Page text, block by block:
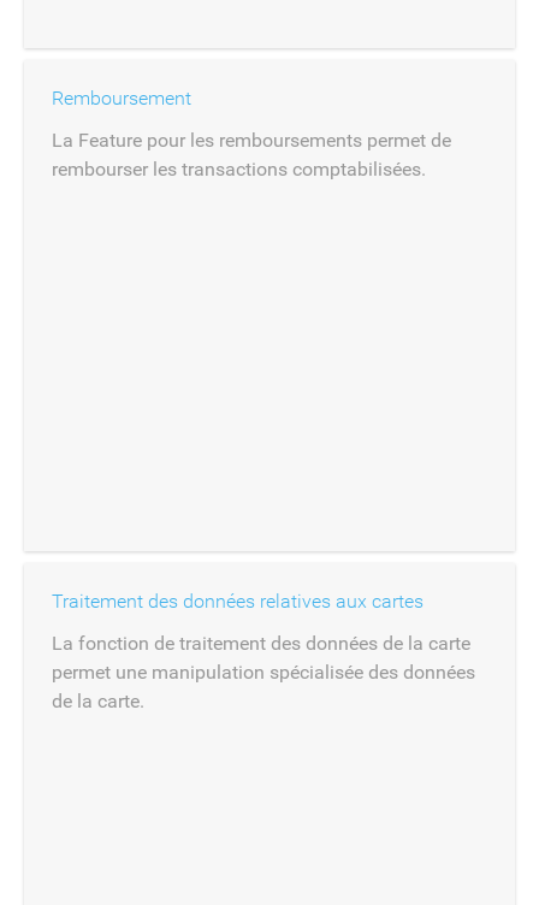
Remboursement
La Feature pour les remboursements permet de
rembourser les transactions comptabilisées.
Traitement des données relatives aux cartes
La fonction de traitement des données de la carte
permet une manipulation spécialisée des données
de la carte.